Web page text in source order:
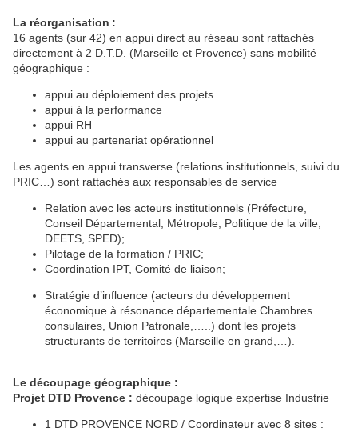
La réorganisation :
16 agents (sur 42) en appui direct au réseau sont rattachés
directement à 2 D.T.D. (Marseille et Provence) sans mobilité
géographique :
appui au déploiement des projets
appui à la performance
appui RH
appui au partenariat opérationnel
Les agents en appui transverse (relations institutionnels, suivi du
PRIC…) sont rattachés aux responsables de service
Relation avec les acteurs institutionnels (Préfecture,
Conseil Départemental, Métropole, Politique de la ville,
DEETS, SPED);
Pilotage de la formation / PRIC;
Coordination IPT, Comité de liaison;
Stratégie d’influence (acteurs du développement
économique à résonance départementale Chambres
consulaires, Union Patronale,…..) dont les projets
structurants de territoires (Marseille en grand,…).
Le découpage géographique :
Projet DTD Provence : découpage logique expertise Industrie
1 DTD PROVENCE NORD / Coordinateur avec 8 sites :